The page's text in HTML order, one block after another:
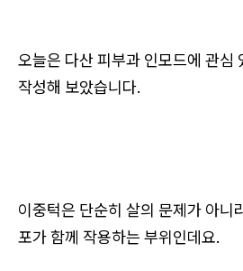
오늘은 다산 피부과 인모드에 관심
작성해 보았습니다.
이중턱은 단순히 살의 문제가 아니
포가 함께 작용하는 부위인데요.